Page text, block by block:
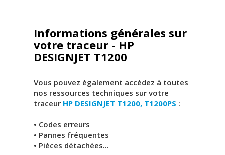
Informations générales sur
votre traceur - HP
DESIGNJET T1200
Vous pouvez également accédez à toutes
nos ressources techniques sur votre
traceur HP DESIGNJET T1200, T1200PS :
• Codes erreurs
• Pannes fréquentes
• Pièces détachées...